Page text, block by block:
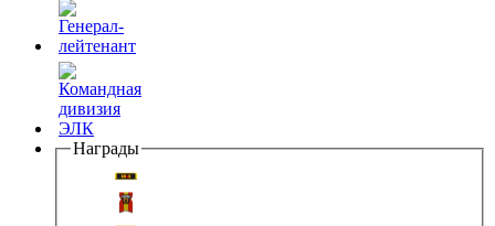
Награды